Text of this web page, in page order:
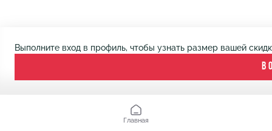
Выполните вход в профиль, чтобы узнать размер вашей
Главная